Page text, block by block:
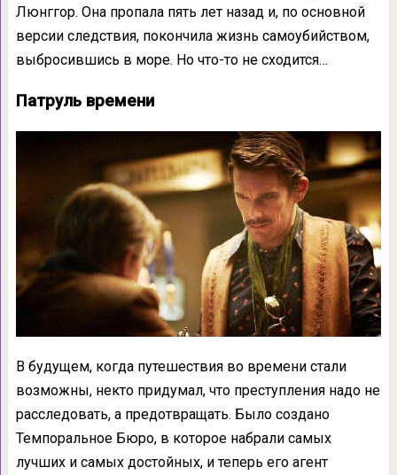
Люнггор. Она пропала пять лет назад и, по основной
версии следствия, покончила жизнь самоубийством,
выбросившись в море. Но что-то не сходится…
Патруль времени
В будущем, когда путешествия во времени стали
возможны, некто придумал, что преступления надо не
расследовать, а предотвращать. Было создано
Темпоральное Бюро, в которое набрали самых
лучших и самых достойных, и теперь его агент